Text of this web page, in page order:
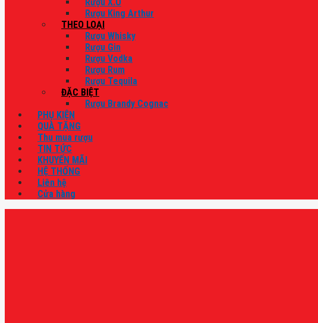
Rượu King Arthur
THEO LOẠI
Rượu Whisky
Rượu Gin
Rượu Vodka
Rượu Rum
Rượu Tequila
ĐẶC BIỆT
Rượu Brandy Cognac
PHỤ KIỆN
QUÀ TẶNG
Thu mua rượu
TIN TỨC
KHUYẾN MÃI
HỆ THỐNG
Liên hệ
Cửa hàng